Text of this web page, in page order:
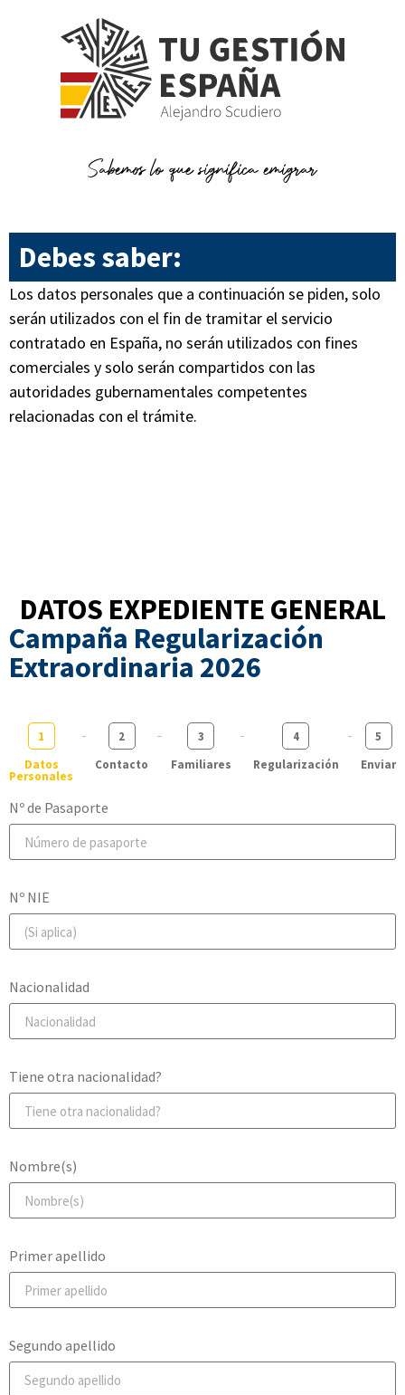
Sabemos lo que significa emigrar
Debes saber:
Los datos personales que a continuación se piden, solo
serán utilizados con el fin de tramitar el servicio
contratado en España, no serán utilizados con fines
comerciales y solo serán compartidos con las
autoridades gubernamentales competentes
relacionadas con el trámite.
DATOS EXPEDIENTE GENERAL
Campaña Regularización
Extraordinaria 2026
1
Datos
Personales
2
Contacto
3
Familiares
4
Regularización
5
Enviar
Nº de Pasaporte
Nº NIE
Nacionalidad
Tiene otra nacionalidad?
Nombre(s)
Primer apellido
Segundo apellido